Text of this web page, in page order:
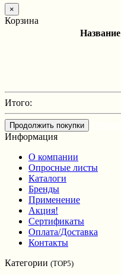
×
Корзина
Название
Итого:
Продолжить покупки
Информация
О компании
Опросные листы
Каталоги
Бренды
Применение
Акция!
Сертификаты
Оплата/Доставка
Контакты
Категории (TOP5)